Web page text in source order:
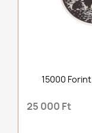
15000 Forint
25 000 Ft